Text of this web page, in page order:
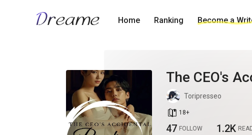
Home Ranking Become a
The CEO's
Toripresseo
book_age 18+
47 FOLLOW 1.2K